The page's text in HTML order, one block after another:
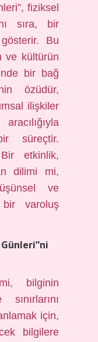
fiziksel
sıra, bir
Bu
ve kültürün
bir bağ
özüdür,
ilişkiler
süreçtir.
etkinlik,
dilimi mi,
ve
varoluş
bilginin
için,
bilgilere